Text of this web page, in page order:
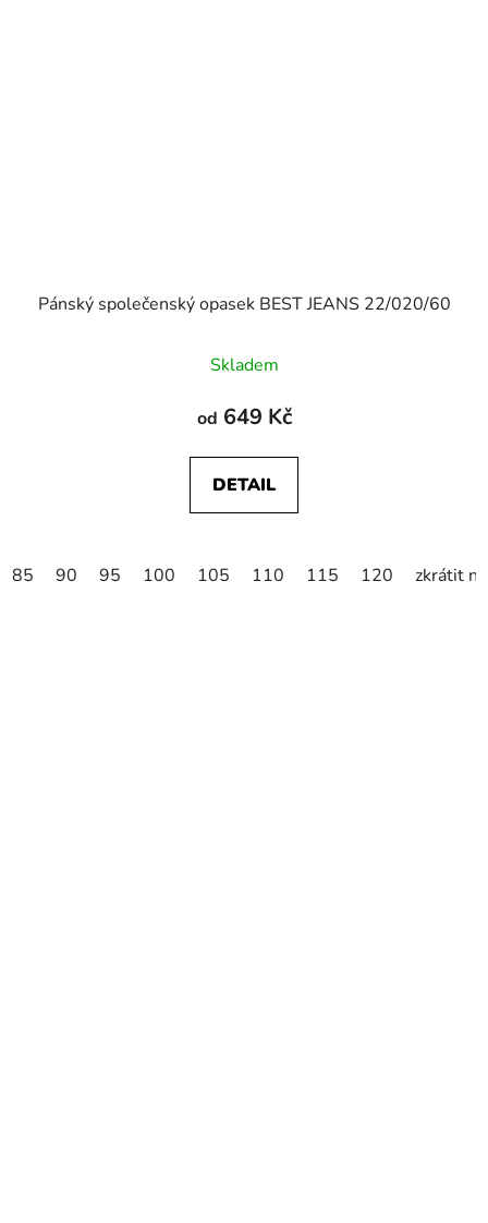
Pánský společenský opasek BEST JEANS 22/020/60
Skladem
od 649 Kč
DETAIL
85 90 95 100 105 110 115 120 zkrátit